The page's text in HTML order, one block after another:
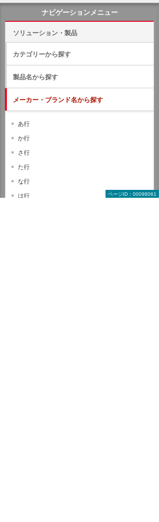
ページID：00098061
ナビゲーションメニュー
ソリューション・製品
カテゴリーから探す
製品名から探す
メーカー・ブランド名から探す
あ行
か行
さ行
た行
な行
は行